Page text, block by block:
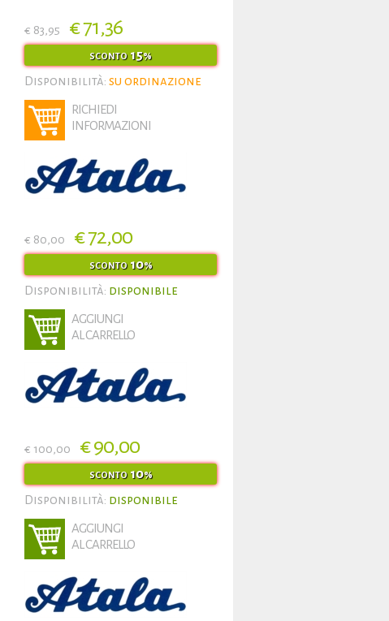
€ 83,95 € 71,36
SCONTO 15%
Disponibilità: su ordinazione
RICHIEDI
INFORMAZIONI
€ 80,00 € 72,00
SCONTO10%
Disponibilità: disponibile
AGGIUNGI
AL CARRELLO
€ 100,00 € 90,00
SCONTO10%
Disponibilità: disponibile
AGGIUNGI
AL CARRELLO